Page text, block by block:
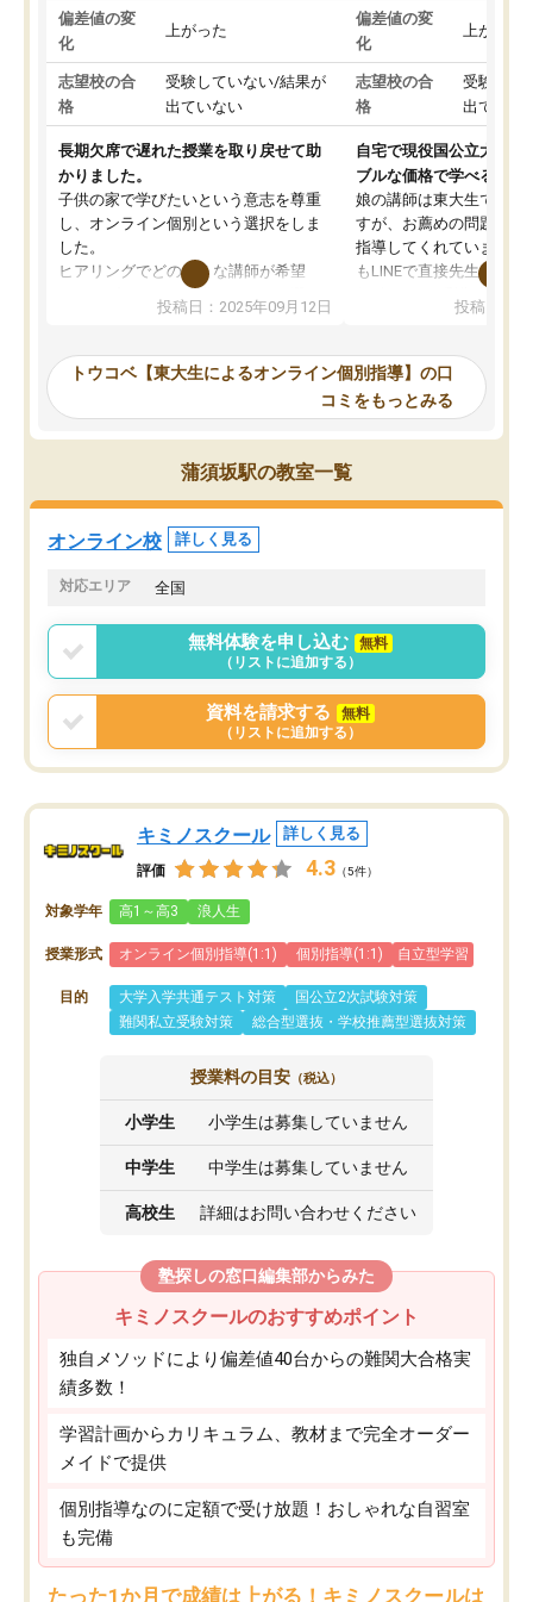
偏差値の変
化
上がった
志望校の合
格
受験していない/結果が
出ていない
長期欠席で遅れた授業を取り戻せて助
かりました。
子供の家で学びたいという意志を尊重
し、オンライン個別という選択をしま
した。
ヒアリングでどのような講師が希望
か、オプションは付帯するかなど選ぶ
事が出来ました。
ーティングを行い、その講師で良いか
見てから講師を決定する事ができま
す。
うちの子は、初回面談の講師の方で決
オンラインツールを使用した単語帳の
共有があり宿題もそちらで出される形
でした。
言う事で講師変更の申し出があり、あ
まりに短期での変更だった為、塾に通
う事にして退会しました。遅れも取り
戻せ、授業内容や講師の方は良かった
と思います。
投稿日：2025年09月12日
偏差値の変
化
上がった
志望校の合
格
受験して
出ていな
自宅で現役国公立大学生
ブルな価格で学べる
娘の講師は東大生では無
すが、お薦めの問題集や
指導してくれています。
もLINEで直接先生に質問
めれるので、個人に合
いなのがあり(有料)、受
ことをどんなスケジュー
くか相談したのですが、
ち期待したものではなく
くなってきたようなので
投稿日：
トウコベ【東大生によるオンライン個別指導】の口
コミをもっとみる
蒲須坂駅の教室一覧
オンライン校 詳しく見る
対応エリア 全国
無料体験を申し込む
無料
（リストに追加する）
資料を請求する
無料
（リストに追加する）
キミノスクール 詳しく見る
評価 4.3 （5件）
対象学年 高1～高3 浪人生
授業形式 オンライン個別指導(1:1) 個別指導(1:1) 自立型学習
目的 大学入学共通テスト対策
国公立2次試験対策
難関私立受験対策
総合型選抜・学校推薦型選抜対策
授業料の目安 （税込）
小学生 小学生は募集していません
中学生 中学生は募集していません
高校生 詳細はお問い合わせください
塾探しの窓口編集部からみた
キミノスクールのおすすめポイント
独自メソッドにより偏差値40台からの難関大合格実
績多数！
学習計画からカリキュラム、教材まで完全オーダー
メイドで提供
個別指導なのに定額で受け放題！おしゃれな自習室
も完備
たった1か月で成績は上がる！キミノスクールは